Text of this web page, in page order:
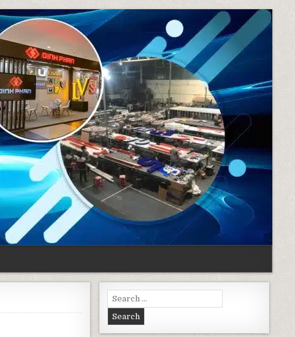
Search for: